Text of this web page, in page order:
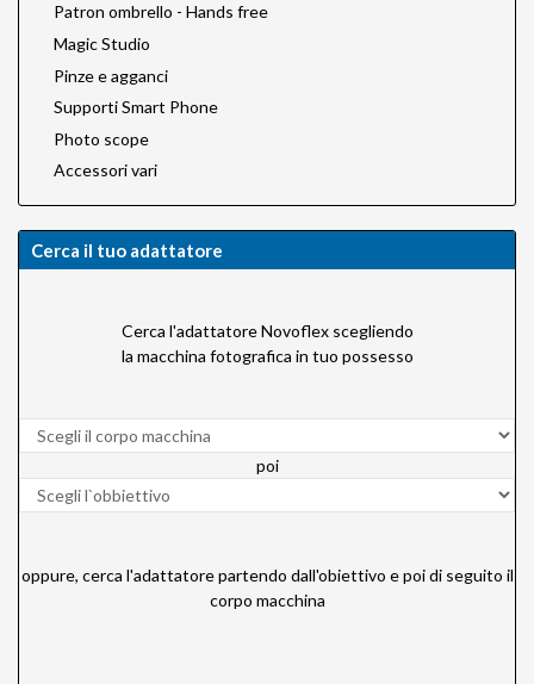
Patron ombrello - Hands free
Magic Studio
Pinze e agganci
Supporti Smart Phone
Photo scope
Accessori vari
Cerca il tuo adattatore
Cerca l'adattatore Novoflex scegliendo
la macchina fotografica in tuo possesso
poi
oppure, cerca l'adattatore partendo dall'obiettivo e poi di seguito il
corpo macchina